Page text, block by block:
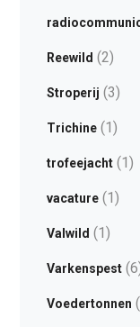
Reewild (2)
Stroperij (3)
Trichine(1)
trofeejacht(1)
vacature(1)
Valwild (1)
Varkenspest
Voedertonnen